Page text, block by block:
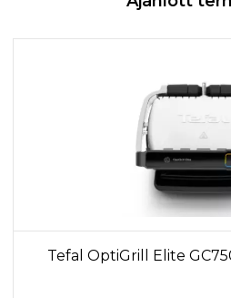
Tefal OptiGrill Elite